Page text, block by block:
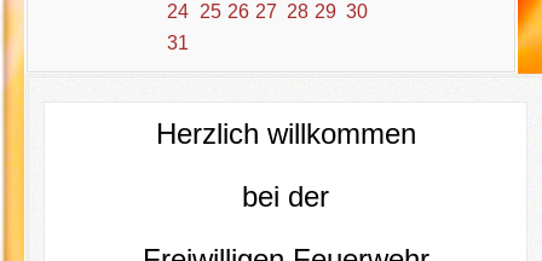
24 25 26 27 28 29 30
31
Herzlich willkommen
bei der